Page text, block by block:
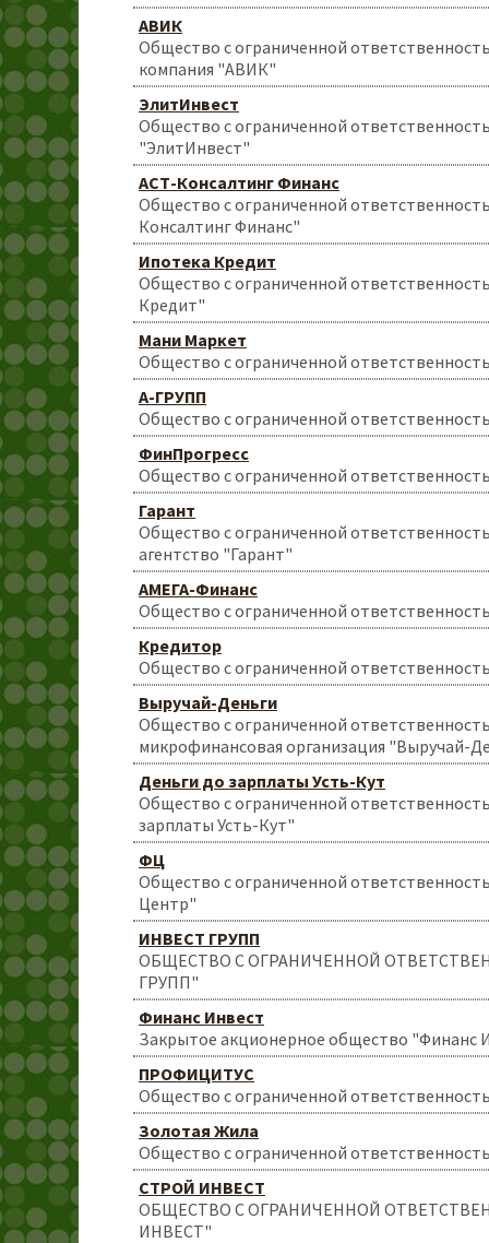
АВИК
Общество с ограниченной
компания "АВИК"
ЭлитИнвест
Общество с ограниченной
"ЭлитИнвест"
АСТ-Консалтинг Финанс
Общество с ограниченной
Консалтинг Финанс"
Ипотека Кредит
Общество с ограниченной
Кредит"
Мани Маркет
Общество с ограниченной
А-ГРУПП
Общество с ограниченной
ФинПрогресс
Общество с ограниченной
Гарант
Общество с ограниченной
агентство "Гарант"
АМЕГА-Финанс
Общество с ограниченной
Кредитор
Общество с ограниченной
Выручай-Деньги
Общество с ограниченной
микрофинансовая организация "Выручай-
Деньги до зарплаты Усть-Кут
Общество с ограниченной
зарплаты Усть-Кут"
ФЦ
Общество с ограниченной
Центр"
ИНВЕСТ ГРУПП
ОБЩЕСТВО С ОГРАНИЧЕННОЙ
ГРУПП"
Финанс Инвест
Закрытое акционерное общество "Финанс
ПРОФИЦИТУС
Общество с ограниченной
Золотая Жила
Общество с ограниченной
СТРОЙ ИНВЕСТ
ОБЩЕСТВО С ОГРАНИЧЕННОЙ
ИНВЕСТ"